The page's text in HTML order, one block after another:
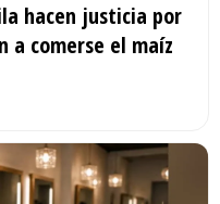
hacen justicia por
a comerse el maíz